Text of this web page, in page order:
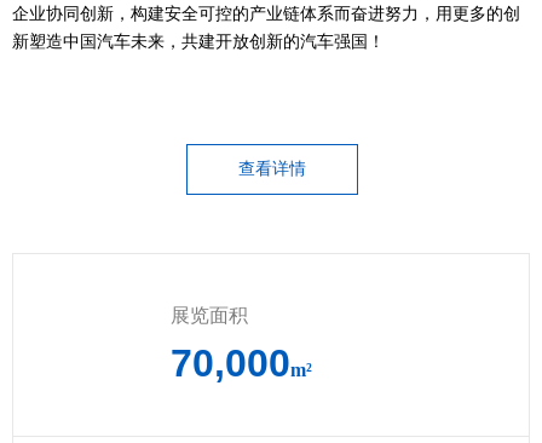
企业协同创新，构建安全可控的产业链体系而奋进努力，用更多的创
新塑造中国汽车未来，共建开放创新的汽车强国！
查看详情
展览面积
70,000m²